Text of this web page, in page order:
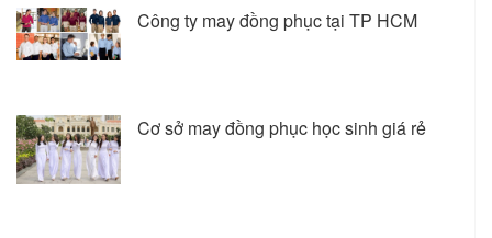
Công ty may đồng phục tại TP HCM
Cơ sở may đồng phục học sinh giá rẻ